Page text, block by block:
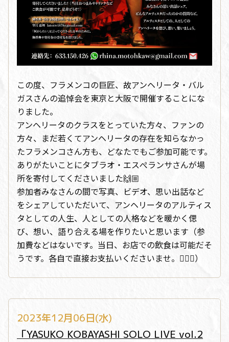
この度、フラメンコの巨匠、故アンヘリータ・バル
ガスさんの追悼会を東京と大阪で開催することにな
りました。
アンヘリータのクラスをとっていた方々、ファンの
方々、まだ若くてアンヘリータの存在を知らなかっ
たフラメンコさん方も、どなたでもご参加可能です。
ありがたいことにタブラオ・エスぺランサさんが場
所を寄付してくださいました🙌🏼
参加者みなさんの間で写真、ビデオ、思い出話など
をシェアしていただいて、アンヘリータのアルティス
タとしての人生、人としての人格などを暖かく偲
び、想い、語り合える場を作りたいと思います（参
加費などはないです。当日、お店での飲食は可能だそ
うです。各自で直接お支払いくださいませ。🙇🏻‍♀️）
2023年12月06日(水)
「YASUKO KOBAYASHI SOLO LIVE vol.2